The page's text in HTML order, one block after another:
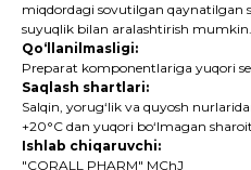
miqdordagi sovutilgan qaynatilgan
suyuqlik bilan aralashtirish mumkin.
Qo‘llanilmasligi:
Preparat komponentlariga yuqori
Saqlash shartlari:
Salqin, yorug‘lik va quyosh
+20°C dan yuqori bo‘lmagan
Ishlab chiqaruvchi:
"CORALL PHARM" MChJ